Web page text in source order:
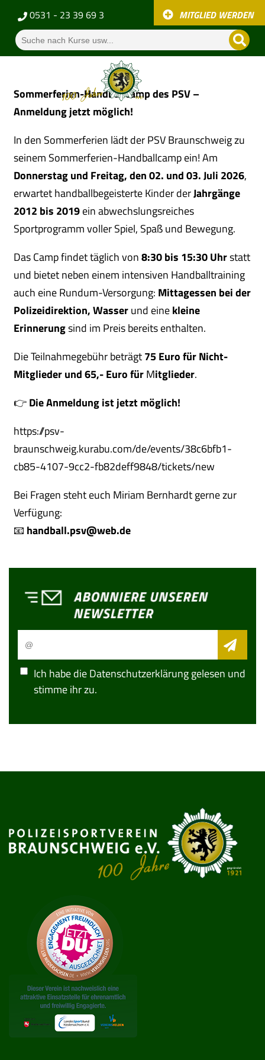
0531 - 23 39 69 3 MITGLIED WERDEN
Sommerferien-Handballcamp des PSV –
Anmeldung jetzt möglich!
In den Sommerferien lädt der PSV Braunschweig zu
seinem Sommerferien-Handballcamp ein! Am
Donnerstag und Freitag, den 02. und 03. Juli 2026,
erwartet handballbegeisterte Kinder derJahrgänge
2012 bis 2019ein abwechslungsreiches
Sportprogramm voller Spiel, Spaß und Bewegung.
Das Camp findet täglich von8:30 bis 15:30 Uhrstatt
und bietet neben einem intensiven Handballtraining
auch eine Rundum-Versorgung: Mittagessen bei der
Polizeidirektion, Wasserund einekleine
Erinnerungsind im Preis bereits enthalten.
Die Teilnahmegebühr beträgt75 Euro für Nicht-
Mitglieder und 65,- Euro fürMitglieder.
👉Die Anmeldung ist jetzt möglich!
https://psv-
braunschweig.kurabu.com/de/events/38c6bfb1-
cb85-4107-9cc2-fb82deff9848/tickets/new
Bei Fragen steht euch Miriam Bernhardt gerne zur
Verfügung:
📧 handball.psv@web.de
Ich habe dieDatenschutzerklärunggelesen und
stimme ihr zu.